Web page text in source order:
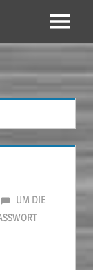
Menü
UM DIE